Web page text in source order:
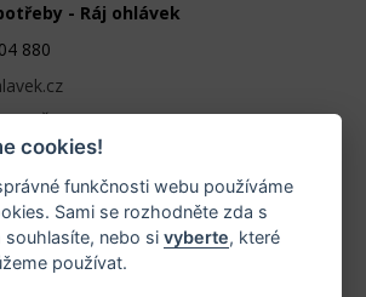
- Ráj ohlávek
880
DIČ: CZ 740601140
cookies!
funkčnosti webu používáme
Sami se rozhodněte zda s
souhlasíte, nebo si vyberte, které
používat.